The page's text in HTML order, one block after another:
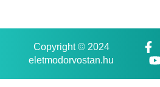
Copyright © 2024
eletmodorvostan.hu